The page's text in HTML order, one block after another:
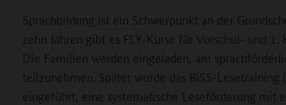
Sprachbildung ist ein Schwerpunkt an der
zehn Jahren gibt es FLY-Kurse für Vorschul- und 1.
Die Familien werden eingeladen, am
teilzunehmen. Später wurde das BiSS-Lesetraining
eingeführt, eine systematische Leseförderung mit